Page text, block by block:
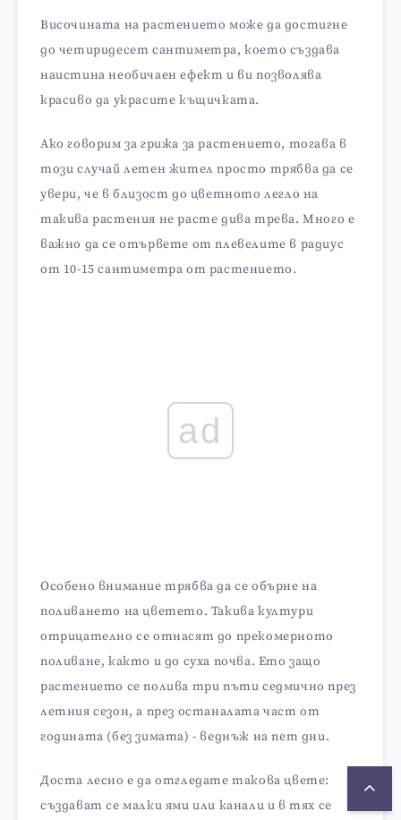
Височината на растението може да достигне
до четиридесет сантиметра, което създава
наистина необичаен ефект и ви позволява
красиво да украсите къщичката.
Ако говорим за грижа за растението, тогава в
този случай летен жител просто трябва да се
увери, че в близост до цветното легло на
такива растения не расте дива трева. Много е
важно да се отървете от плевелите в радиус
от 10-15 сантиметра от растението.
ad
Особено внимание трябва да се обърне на
поливането на цветето. Такива култури
отрицателно се отнасят до прекомерното
поливане, както и до суха почва. Ето защо
растението се полива три пъти седмично през
летния сезон, а през останалата част от
годината (без зимата) - веднъж на пет дни.
Доста лесно е да отгледате такова цвете:
създават се малки ями или канали и в тях се